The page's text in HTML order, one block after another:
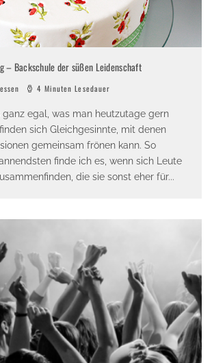
– Backschule der süßen Leidenschaft
4 Minuten Lesedauer
ganz egal, was man heutzutage gern
sich Gleichgesinnte, mit denen
gemeinsam frönen kann. So
finde ich es, wenn sich Leute
die sie sonst eher für...